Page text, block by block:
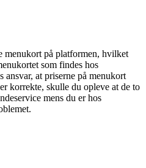
menukort på platformen, hvilket
som findes hos
ansvar, at priserne på menukort
korrekte, skulle du opleve at de to
mens du er hos